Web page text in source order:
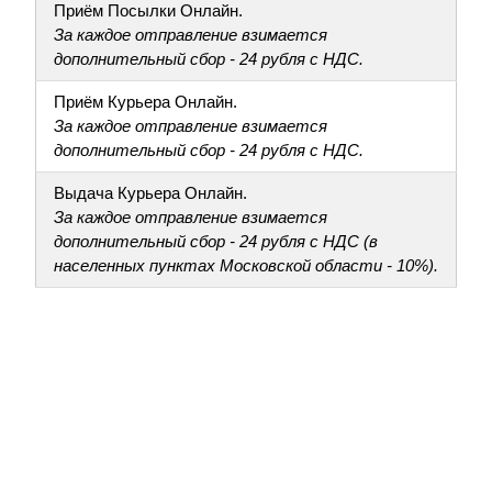
Приём Посылки Онлайн.
За каждое отправление взимается
дополнительный сбор - 24 рубля с НДС.
Приём Курьера Онлайн.
За каждое отправление взимается
дополнительный сбор - 24 рубля с НДС.
Выдача Курьера Онлайн.
За каждое отправление взимается
дополнительный сбор - 24 рубля с НДС (в
населенных пунктах Московской области - 10%).